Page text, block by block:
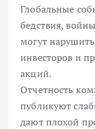
Глобальные
бедствия,
могут
инвесторов и
акций.
Отчетность
публикуют
дают плохой